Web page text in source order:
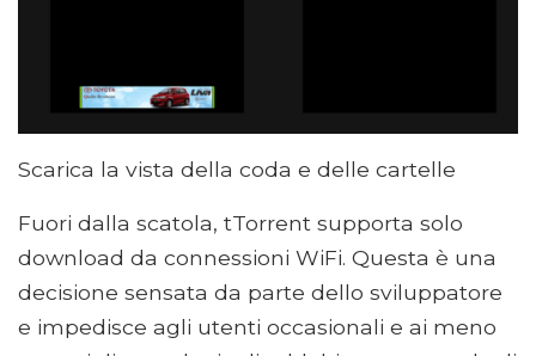
Scarica la vista della coda e delle cartelle
Fuori dalla scatola, tTorrent supporta solo
download da connessioni WiFi. Questa è una
decisione sensata da parte dello sviluppatore
e impedisce agli utenti occasionali e ai meno